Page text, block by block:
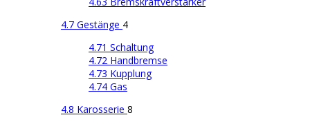
4.7 Gestänge 4
4.71 Schaltung
4.72 Handbremse
4.73 Kupplung
4.74 Gas
4.8 Karosserie 8